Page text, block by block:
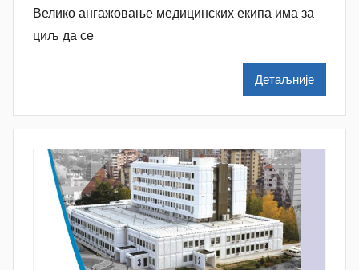
a
Š
u
t
a
n
o
v
a
Велико ангажовање медицинских екипа има за
циљ да се
Детаљније